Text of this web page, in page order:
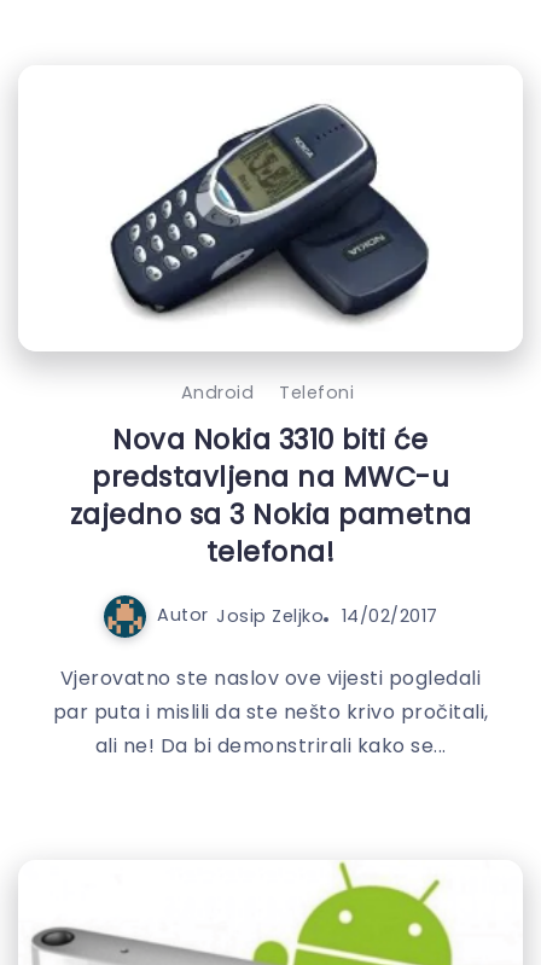
Android Telefoni
Nova Nokia 3310 biti će
predstavljena na MWC-u
zajedno sa 3 Nokia pametna
telefona!
Autor Josip Zeljko 14/02/2017
Vjerovatno ste naslov ove vijesti pogledali
par puta i mislili da ste nešto krivo pročitali,
ali ne! Da bi demonstrirali kako se...